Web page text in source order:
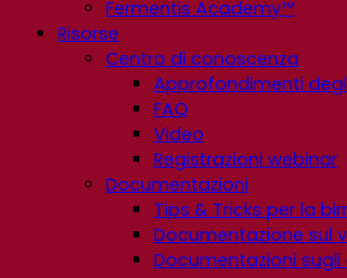
Fermentis Academy™
Risorse
Centro di conoscenza
Approfondimenti
FAQ
Video
Registrazioni webinar
Documentazioni
Tips & Tricks per la
Documentazione sul
Documentazioni sugli